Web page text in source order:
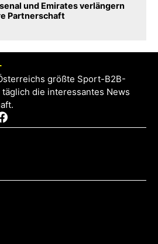
und Emirates verlängern
Partnerschaft
größte Sport-B2B-
die interessantes News